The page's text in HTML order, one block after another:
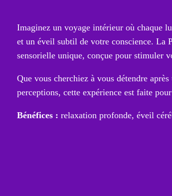
Imaginez un voyage intérieur où chaque
et un éveil subtil de votre conscience. La
sensorielle unique, conçue pour stimuler
Que vous cherchiez à vous détendre
perceptions, cette expérience est faite
Bénéfices : relaxation profonde, éveil